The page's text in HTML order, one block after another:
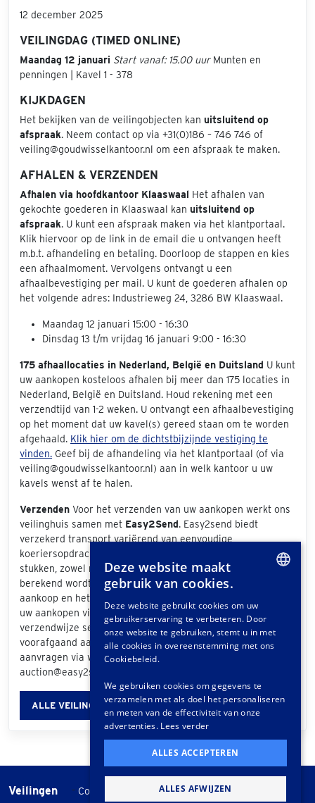
12 december 2025
VEILINGDAG (TIMED ONLINE)
Maandag 12 januari Start vanaf: 15.00 uurMunten en
penningen | Kavel 1 - 378
KIJKDAGEN
Het bekijken van de veilingobjecten kan uitsluitend op
afspraak. Neem contact op via +31(0)186 – 746 746 of
veiling@goudwisselkantoor.nl om een afspraak te maken.
AFHALEN & VERZENDEN
Afhalen via hoofdkantoor Klaaswaal Het afhalen van
gekochte goederen in Klaaswaal kan uitsluitend op
afspraak. U kunt een afspraak maken via het klantportaal.
Klik hiervoor op de link in de email die u ontvangen heeft
m.b.t. afhandeling en betaling. Doorloop de stappen en kies
een afhaalmoment. Vervolgens ontvangt u een
afhaalbevestiging per mail. U kunt de goederen afhalen op
het volgende adres: Industrieweg 24, 3286 BW Klaaswaal.
Maandag 12 januari 15:00 - 16:30
Dinsdag 13 t/m vrijdag 16 januari 9:00 - 16:30
175 afhaallocaties in Nederland, België en Duitsland U kunt
uw aankopen kosteloos afhalen bij meer dan 175 locaties in
Nederland, België en Duitsland. Houd rekening met een
verzendtijd van 1-2 weken. U ontvangt een afhaalbevestiging
op het moment dat uw kavel(s) gereed staan om te worden
afgehaald. Klik hier om de dichtstbijzijnde vestiging te
vinden. Geef bij de afhandeling via het klantportaal (of via
veiling@goudwisselkantoor.nl) aan in welk kantoor u uw
kavels wenst af te halen.
Verzenden Voor het verzenden van uw aankopen werkt ons
veilinghuis samen met Easy2Send. Easy2send biedt
verzekerd transport variërend van eenvoudige
koeriersopdrachten tot het vervoeren van exclusieve
stukken, zowel nationaal als internationaal. De prijs die
berekend wordt is afhankelijk van de grootte van uw
aankoop en het bezorgadres. Als u bij de afhandeling van
uw aankopen via het klantportaal "Easy2Send" als
verzendwijze selecteert, ontvangt u een offerte. Ook
voorafgaand aan de veiling kunt u vrijblijvend een offerte
aanvragen via www.easy2send.nl/veilingen |
auction@easy2send.nl | Telefoon: (+31) 88 330 0999.
ALLE VEILINGINFORMATIE
Veilingen - Cookie instellingen Veilingvoorwaarden
GERMAN
FRENCH
Deze website maakt
gebruik van cookies.
Deze website gebruikt cookies om uw
gebruikerservaring te verbeteren. Door
onze website te gebruiken, stemt u in met
alle cookies in overeenstemming met ons
Cookiebeleid.
We gebruiken cookies om gegevens te
verzamelen met als doel het personaliseren
en meten van de effectiviteit van onze
advertenties. Lees verder
ALLES ACCEPTEREN
ALLES AFWIJZEN